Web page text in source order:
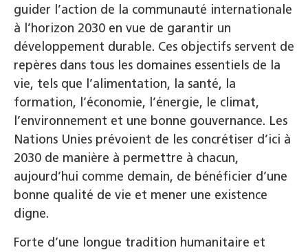
guider l’action de la communauté internationale
à l’horizon 2030 en vue de garantir un
développement durable. Ces objectifs servent de
repères dans tous les domaines essentiels de la
vie, tels que l’alimentation, la santé, la
formation, l’économie, l’énergie, le climat,
l’environnement et une bonne gouvernance. Les
Nations Unies prévoient de les concrétiser d’ici à
2030 de manière à permettre à chacun,
aujourd’hui comme demain, de bénéficier d’une
bonne qualité de vie et mener une existence
digne.
Forte d’une longue tradition humanitaire et